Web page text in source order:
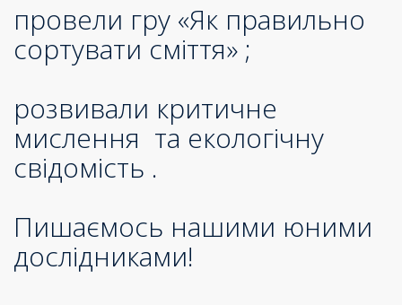
провели гру «Як правильно
сортувати сміття» ;
розвивали критичне
мислення та екологічну
свідомість .
Пишаємось нашими юними
дослідниками!